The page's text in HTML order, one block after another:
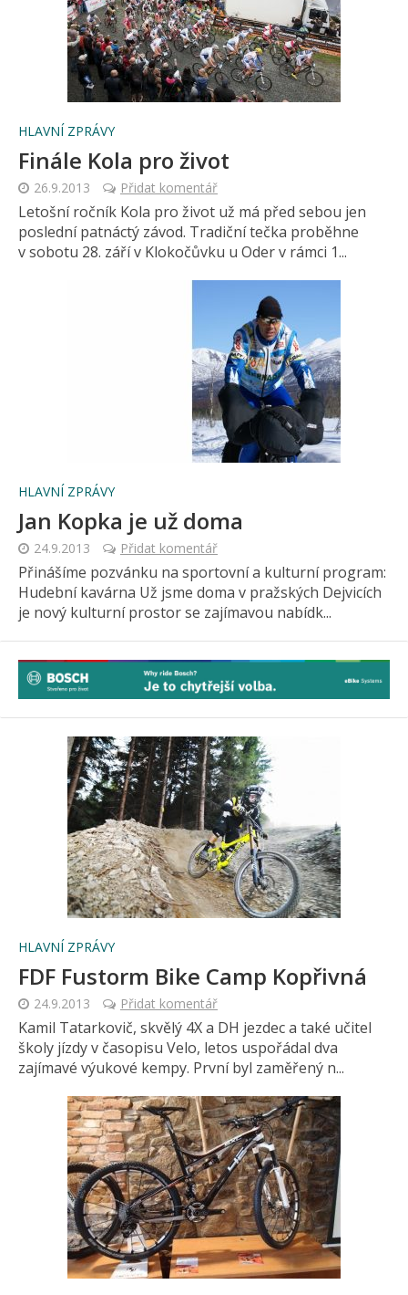
HLAVNÍ ZPRÁVY
Finále Kola pro život
26.9.2013 Přidat komentář
Letošní ročník Kola pro život už má před sebou jen
poslední patnáctý závod. Tradiční tečka proběhne
v sobotu 28. září v Klokočůvku u Oder v rámci 1...
HLAVNÍ ZPRÁVY
Jan Kopka je už doma
24.9.2013 Přidat komentář
Přinášíme pozvánku na sportovní a kulturní program:
Hudební kavárna Už jsme doma v pražských Dejvicích
je nový kulturní prostor se zajímavou nabídk...
HLAVNÍ ZPRÁVY
FDF Fustorm Bike Camp Kopřivná
24.9.2013 Přidat komentář
Kamil Tatarkovič, skvělý 4X a DH jezdec a také učitel
školy jízdy v časopisu Velo, letos uspořádal dva
zajímavé výukové kempy. První byl zaměřený n...